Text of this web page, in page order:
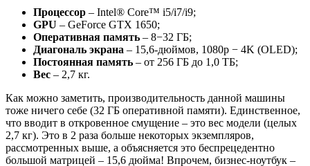
Процессор – Intel® Core™ i5/i7/i9;
GPU – GeForce GTX 1650;
Оперативная память – 8−32 ГБ;
Диагональ экрана – 15,6-дюймов, 1080p − 4K (OLED);
Постоянная память – от 256 ГБ до 1,0 ТБ;
Вес – 2,7 кг.
Как можно заметить, производительность данной машины
тоже ничего себе (32 ГБ оперативной памяти). Единственное,
что вводит в откровенное смущение – это вес модели (целых
2,7 кг). Это в 2 раза больше некоторых экземпляров,
рассмотренных выше, а объясняется это беспрецедентно
большой матрицей – 15,6 дюйма! Впрочем, бизнес-ноутбук –